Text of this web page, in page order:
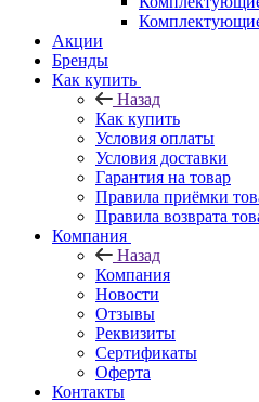
Акции
Бренды
Как купить
Назад
Как купить
Условия оплаты
Условия доставки
Гарантия на товар
Правила приёмки
Правила возврата
Компания
Назад
Компания
Новости
Отзывы
Реквизиты
Сертификаты
Оферта
Контакты